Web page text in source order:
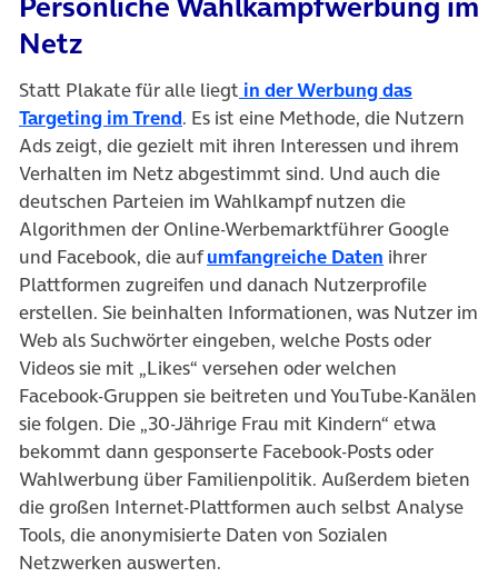
Netz
Statt Plakate für alle liegt in der Werbung das
Targeting im Trend(öffnet in neuem Tab)
. Es ist eine Methode, die Nutzern
Ads zeigt, die gezielt mit ihren Interessen und ihrem
Verhalten im Netz abgestimmt sind. Und auch die
deutschen Parteien im Wahlkampf nutzen die
Algorithmen der Online-Werbemarktführer Google
und Facebook, die aufumfangreiche Daten (öffnet in
ihrer
Plattformen zugreifen und danach Nutzerprofile
erstellen. Sie beinhalten Informationen, was Nutzer im
Web als Suchwörter eingeben, welche Posts oder
Videos sie mit „Likes“ versehen oder welchen
Facebook-Gruppen sie beitreten und YouTube-Kanälen
sie folgen. Die „30-Jährige Frau mit Kindern“ etwa
bekommt dann gesponserte Facebook-Posts oder
Wahlwerbung über Familienpolitik. Außerdem bieten
die großen Internet-Plattformen auch selbst Analyse
Tools, die anonymisierte Daten von Sozialen
Netzwerken auswerten.